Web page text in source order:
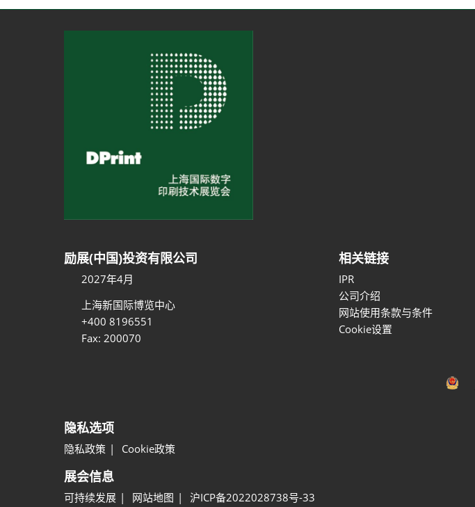
励展(中国)投资有限公司
2027年4月
上海新国际博览中心
+400 8196551
Fax: 200070
相关链接
IPR
公司介绍
网站使用条款与条件
Cookie设置
隐私选项
隐私政策 Cookie政策
展会信息
可持续发展 网站地图 沪ICP备2022028738号-33